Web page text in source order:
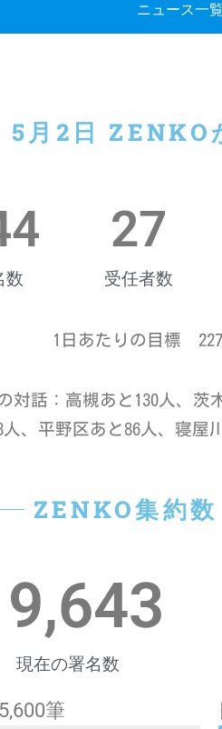
ニュース一
5月2日 ZENKO
数 受任者数
27
1日あたりの目標
対話：高槻あと 130 人、茨
人、平野区あと 86 人、寝屋
ZENKO集約数
現在の署名数
筆